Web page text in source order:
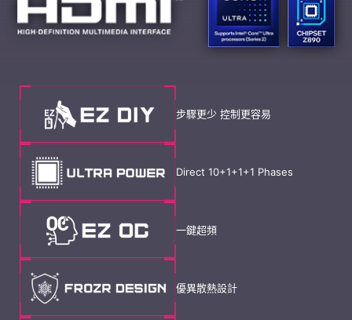
步驟更少 控制更容易
Direct 10+1+1+1 Phases
一鍵超頻
優異散熱設計